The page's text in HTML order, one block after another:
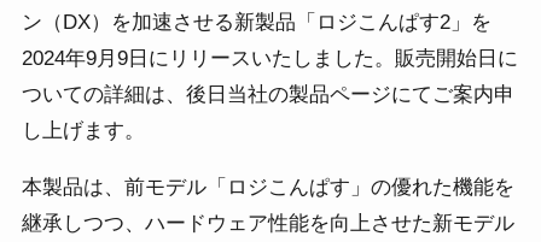
ン（DX）を加速させる新製品「ロジこんぱす2」を
2024年9月9日にリリースいたしました。販売開始日に
ついての詳細は、後日当社の製品ページにてご案内申
し上げます。
本製品は、前モデル「ロジこんぱす」の優れた機能を
継承しつつ、ハードウェア性能を向上させた新モデル